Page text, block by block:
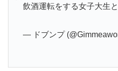
飲酒運転をする女子大生
— ドブンプ